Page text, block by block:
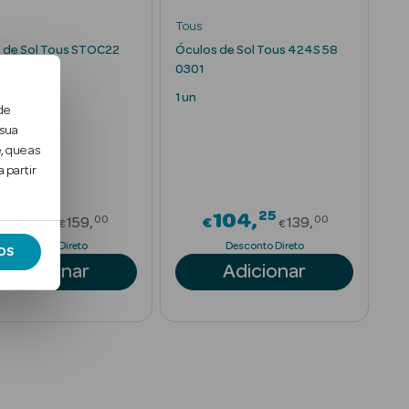
que as
partir
Sol Tous STOC22
119 Price reduced from
€159 00
Desconto Direto
Adicionar
Tous
Óculos de Sol Tous 424S 58
0301
1 un
€104 25Price
€139 00
Desconto Direto
Adicionar